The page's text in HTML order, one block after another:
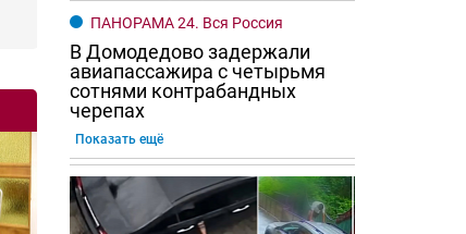
ПАНОРАМА 24. Вся Россия
В Домодедово задержали
авиапассажира с четырьмя
сотнями контрабандных
черепах
Показать ещё